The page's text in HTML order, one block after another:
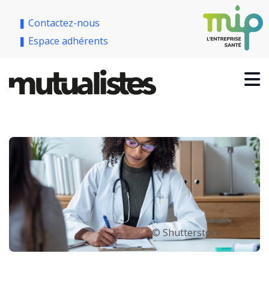
❚ Contactez-nous
❚ Espace adhérents
© Shutterstock